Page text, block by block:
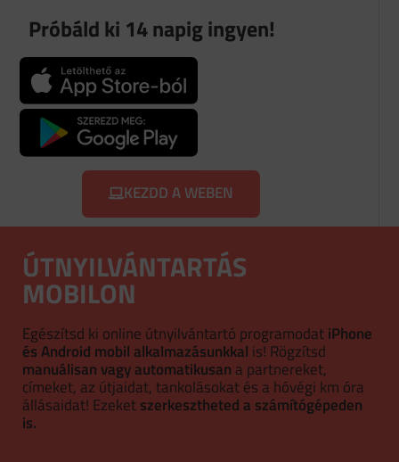
Próbáld ki 14 napig ingyen!
KEZDD A WEBEN
ÚTNYILVÁNTARTÁS
MOBILON
Egészítsd ki online útnyilvántartó programodatiPhone
és Android mobil alkalmazásunkkal is! Rögzítsd
manuálisan vagy automatikusan a partnereket,
címeket, az útjaidat, tankolásokat és a hóvégi km óra
állásaidat! Ezeketszerkesztheted a számítógépeden
is.